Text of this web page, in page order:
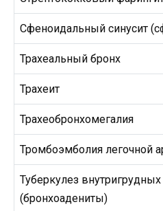
Сфеноидальный синусит
Трахеальный бронх
Трахеит
Трахеобронхомегалия
Тромбоэмболия легочной
Туберкулез
(бронхоадениты)